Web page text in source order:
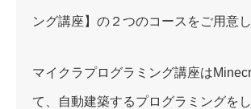
ング講座】の２つのコースをご用意し
マイクラプログラミング講座は
て、自動建築するプログラミングを